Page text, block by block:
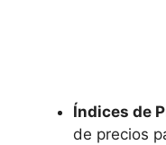
Índices de
de⁣ precios